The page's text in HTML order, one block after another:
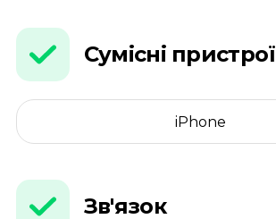
Сумісні пристрої
iPhone
Зв'язок